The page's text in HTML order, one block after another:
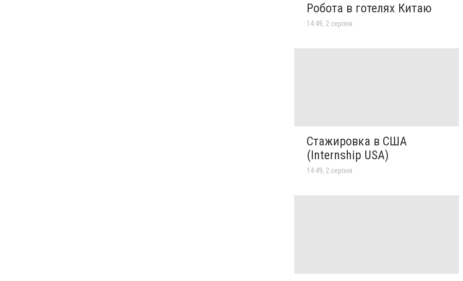
Робота в готелях Китаю
14:49, 2 серпня
Стажировка в США
(Internship USA)
14:49, 2 серпня